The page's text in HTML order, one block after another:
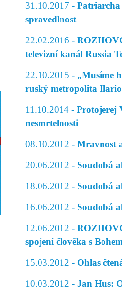
31.10.2017 - Patriarcha
spravedlnost
22.02.2016 -
televizní kanál Russia
22.10.2015 - „Musíme
ruský metropolita
11.10.2014 - Protojerej
nesmrtelnosti
08.10.2012 - Mravnost
20.06.2012 - Soudobá
18.06.2012 - Soudobá
16.06.2012 - Soudobá
12.06.2012 -
spojení člověka s
15.03.2012 - Ohlas
10.03.2012 - Jan Hus: